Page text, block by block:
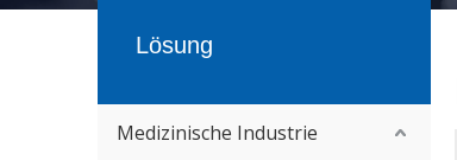
Lösung
Medizinische Industrie